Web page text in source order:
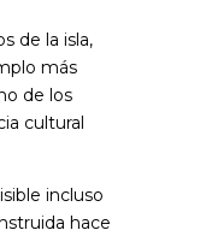
de la isla,
más
de los
cultural
incluso
hace